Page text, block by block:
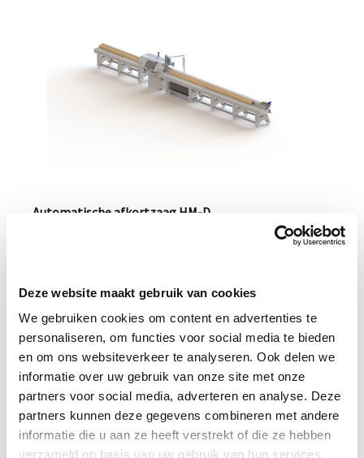
Deze website maakt gebruik van cookies
We gebruiken cookies om content en advertenties te
personaliseren, om functies voor social media te bieden
en om ons websiteverkeer te analyseren. Ook delen we
informatie over uw gebruik van onze site met onze
partners voor social media, adverteren en analyse. Deze
partners kunnen deze gegevens combineren met andere
informatie die u aan ze heeft verstrekt of die ze hebben
verzameld op basis van uw gebruik van hun services.
Automatische afkortzaag HM-D